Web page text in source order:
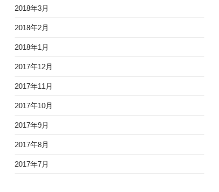
2018年3月
2018年2月
2018年1月
2017年12月
2017年11月
2017年10月
2017年9月
2017年8月
2017年7月